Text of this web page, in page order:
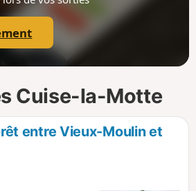
p
Cuise-la-Motte
entre Vieux-Moulin et